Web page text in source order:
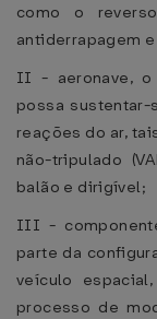
como o
antiderrapagem
II - aeronave, o
possa
reações do ar,
não-tripulado
balão e dirigível;
III -
parte da
veículo
processo de